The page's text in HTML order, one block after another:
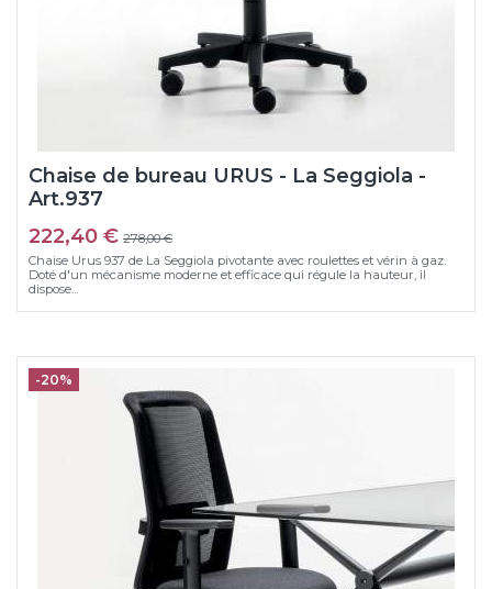
Chaise de bureau URUS - La Seggiola -
Art.937
222,40 € 278,00 €
Chaise Urus 937 de La Seggiola pivotante avec roulettes et vérin à gaz.
Doté d'un mécanisme moderne et efficace qui régule la hauteur, il
dispose...
-20%